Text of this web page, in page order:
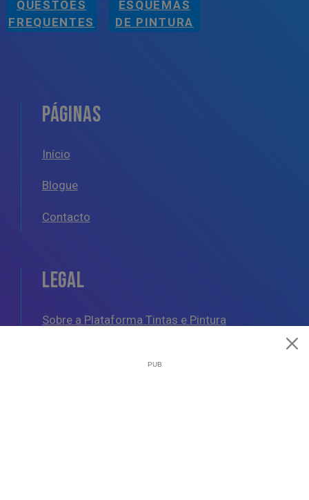
QUESTÕES
FREQUENTES
ESQUEMAS
DE PINTURA
PÁGINAS
Início
Blogue
Contacto
LEGAL
Sobre a Plataforma Tintas e Pintura